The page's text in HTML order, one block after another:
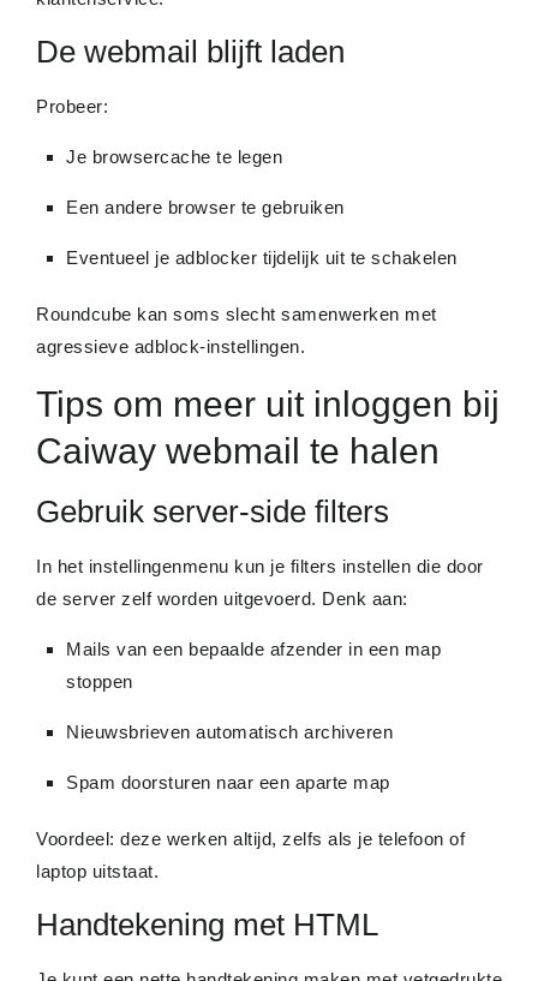
De webmail blijft laden
Probeer:
Je browsercache te legen
Een andere browser te gebruiken
Eventueel je adblocker tijdelijk uit te schakelen
Roundcube kan soms slecht samenwerken met
agressieve adblock-instellingen.
Tips om meer uit inloggen bij
Caiway webmail te halen
Gebruik server-side filters
In het instellingenmenu kun je filters instellen die door
de server zelf worden uitgevoerd. Denk aan:
Mails van een bepaalde afzender in een map
stoppen
Nieuwsbrieven automatisch archiveren
Spam doorsturen naar een aparte map
Voordeel: deze werken altijd, zelfs als je telefoon of
laptop uitstaat.
Handtekening met HTML